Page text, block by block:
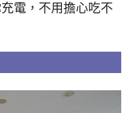
電，不用擔心吃不